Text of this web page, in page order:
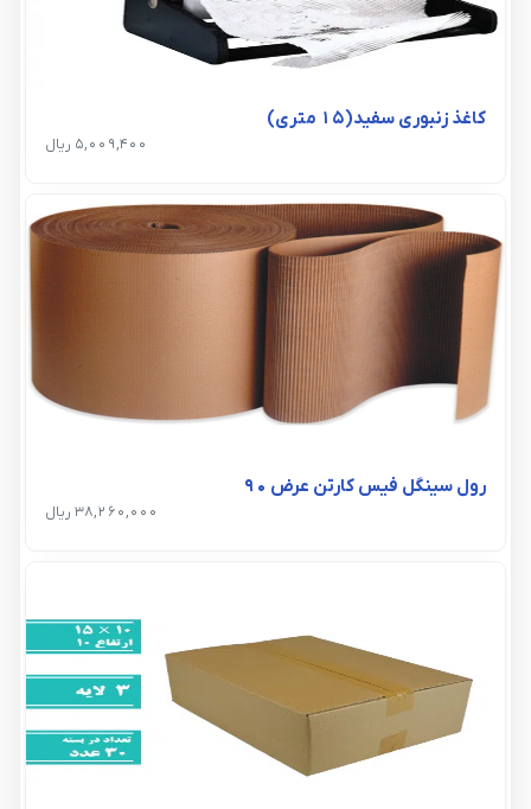
کاغذ زنبوری سفید(15 متری)
5,009,400 ریال
رول سینگل فیس کارتن عرض ۹۰
38,260,000 ریال